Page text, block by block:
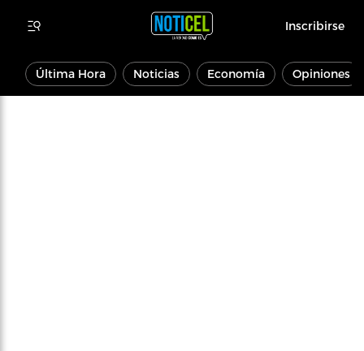
Inscribirse
Última Hora Noticias Economía Opiniones